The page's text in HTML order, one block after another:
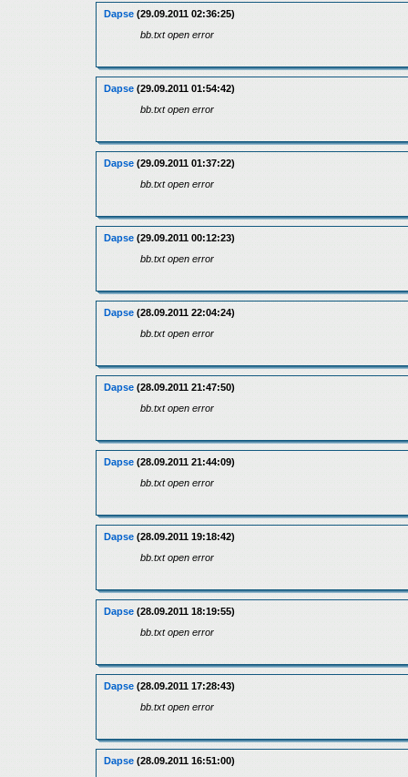
Dapse (29.09.2011 02:36:25)
bb.txt open error
Dapse (29.09.2011 01:54:42)
bb.txt open error
Dapse (29.09.2011 01:37:22)
bb.txt open error
Dapse (29.09.2011 00:12:23)
bb.txt open error
Dapse (28.09.2011 22:04:24)
bb.txt open error
Dapse (28.09.2011 21:47:50)
bb.txt open error
Dapse (28.09.2011 21:44:09)
bb.txt open error
Dapse (28.09.2011 19:18:42)
bb.txt open error
Dapse (28.09.2011 18:19:55)
bb.txt open error
Dapse (28.09.2011 17:28:43)
bb.txt open error
Dapse (28.09.2011 16:51:00)